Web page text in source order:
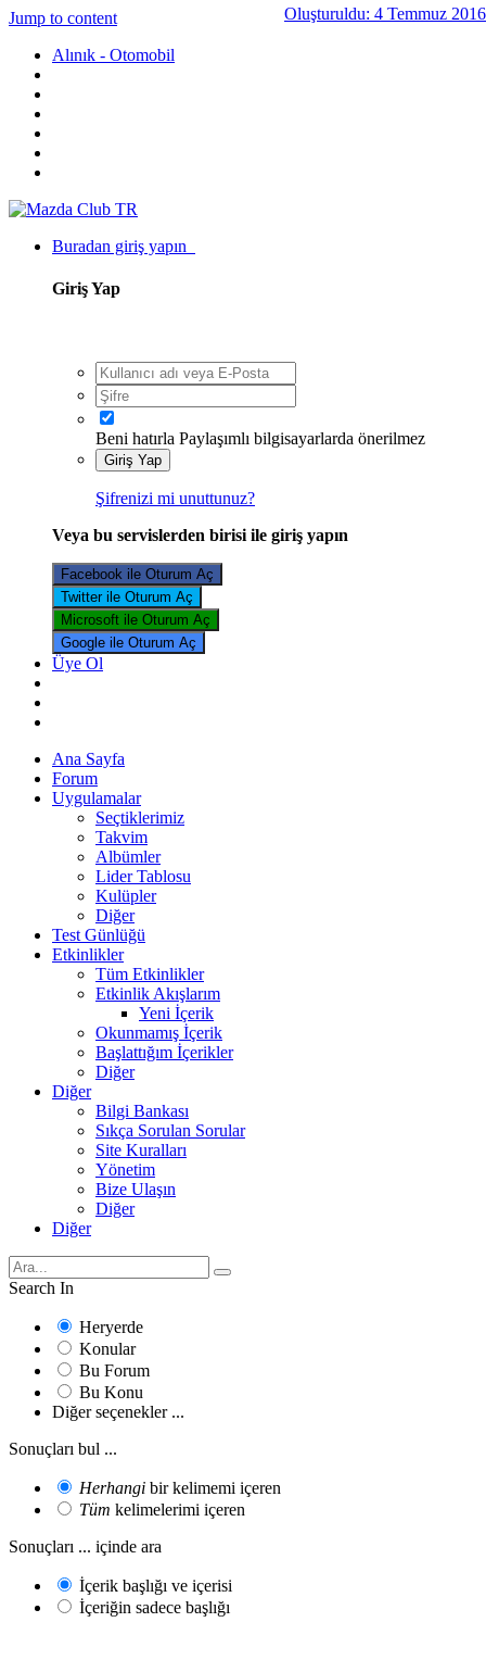
Jump to content
Alınık - Otomobil
Buradan giriş yapın
Giriş Yap
Beni hatırla Paylaşımlı bilgisayarlarda önerilmez
Giriş Yap
Şifrenizi mi unuttunuz?
Veya bu servislerden birisi ile giriş yapın
Facebook ile Oturum Aç
Twitter ile Oturum Aç
Microsoft ile Oturum Aç
Google ile Oturum Aç
Üye Ol
Ana Sayfa
Forum
Uygulamalar
Seçtiklerimiz
Takvim
Albümler
Lider Tablosu
Kulüpler
Diğer
Test Günlüğü
Etkinlikler
Tüm Etkinlikler
Etkinlik Akışlarım
Yeni İçerik
Okunmamış İçerik
Başlattığım İçerikler
Diğer
Diğer
Bilgi Bankası
Sıkça Sorulan Sorular
Site Kuralları
Yönetim
Bize Ulaşın
Diğer
Diğer
Search In
Heryerde
Konular
Bu Forum
Bu Konu
Diğer seçenekler ...
Sonuçları bul ...
Herhangi bir kelimemi içeren
Tüm kelimelerimi içeren
Sonuçları ... içinde ara
İçerik başlığı ve içerisi
İçeriğin sadece başlığı
Oluşturuldu: 4 Temmuz 2016